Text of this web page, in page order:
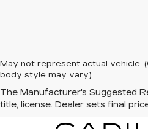
May not represent actual vehicle.
body style may vary)